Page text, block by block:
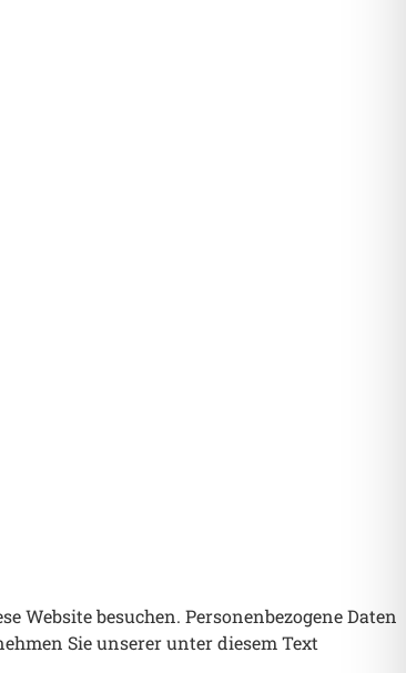
Website besuchen. Personenbezogene Daten
Sie unserer unter diesem Text